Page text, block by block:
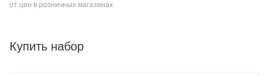
от цен в розничных магазинах
Купить набор